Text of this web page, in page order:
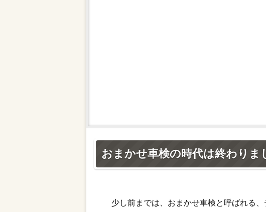
おまかせ車検の時代は終わりま
少し前までは、おまかせ車検と呼ばれる